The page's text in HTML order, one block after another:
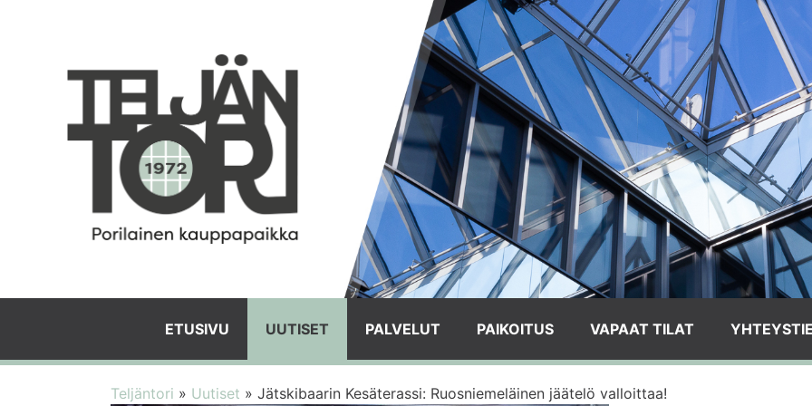
ETUSIVU UUTISET PALVELUT PAIKOITUS VAPAAT TILAT
Teljäntori » Uutiset » Jätskibaarin Kesäterassi: Ruosniemeläinen jäätelö valloittaa!